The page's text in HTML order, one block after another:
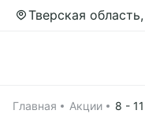
Тверская
Главная Акции 8 -